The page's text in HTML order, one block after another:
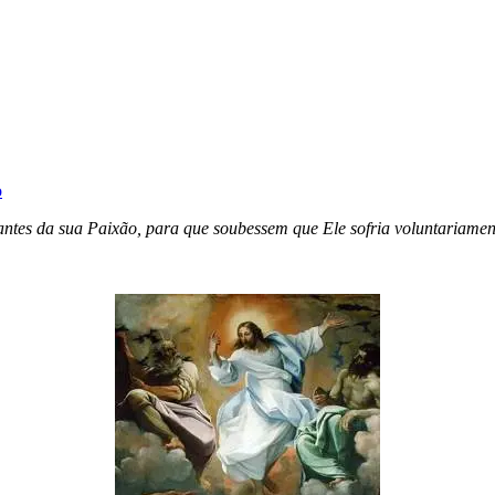
da sua Paixão, para que soubessem que Ele sofria